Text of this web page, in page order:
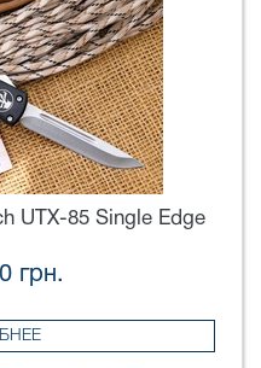
UTX-85 Single Edge
грн.